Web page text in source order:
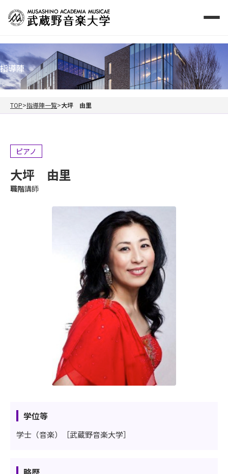
指導陣
TOP 指導陣一覧 大坪 由里
ピアノ
大坪 由里
職階講師
学位等
学士（音楽）［武蔵野音楽大学］